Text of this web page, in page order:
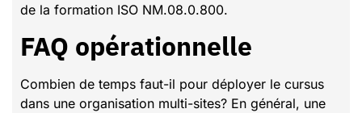
de la formation ISO NM.08.0.800.
FAQ opérationnelle
Combien de temps faut-il pour déployer le cursus
dans une organisation multi-sites? En général, une